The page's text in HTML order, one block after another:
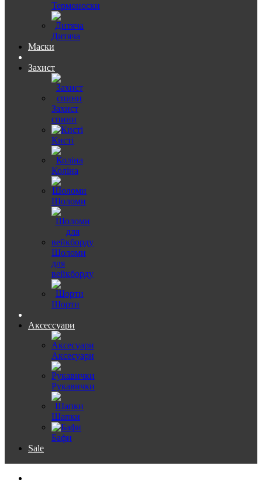
Термоноски
Дитяча
Маски
Захист
Захист
спини
Кисті
Коліна
Шоломи
Шоломи
для
вейкборду
Шорти
Аксессуари
Аксесуари
Рукавички
Шапки
Бафи
Sale